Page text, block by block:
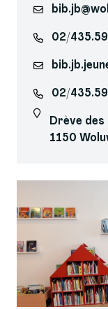
02/
02/
Drève des
1150